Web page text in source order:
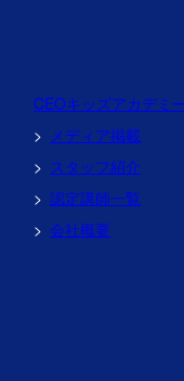
CEOキッズアカデミ
メディア掲載
スタッフ紹介
認定講師一覧
会社概要